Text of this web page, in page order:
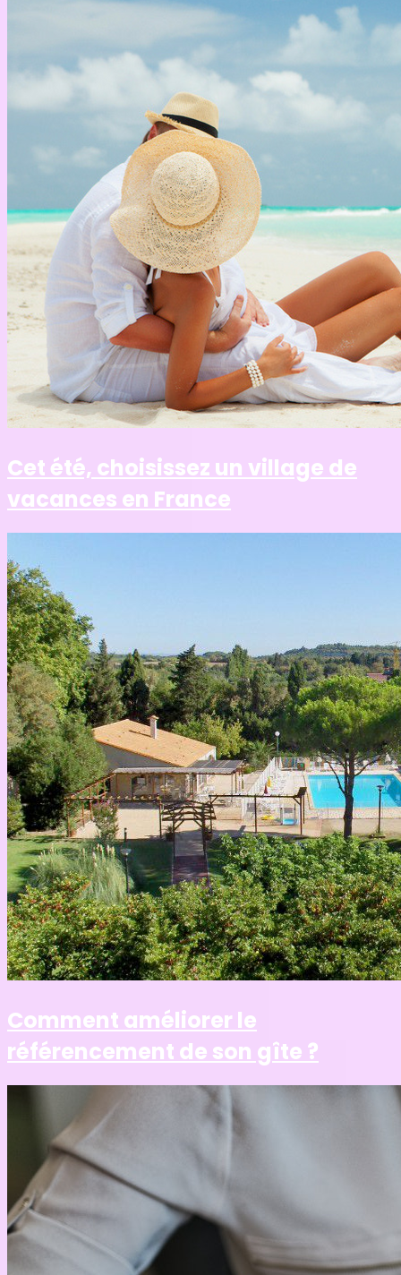
Cet été, choisissez un village de
vacances en France
Comment améliorer le
référencement de son gîte ?